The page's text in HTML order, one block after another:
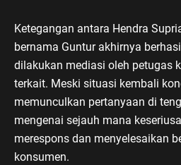
Ketegangan antara Hendra
bernama Guntur akhirnya
dilakukan mediasi oleh petugas
terkait. Meski situasi kembali
memunculkan pertanyaan di
mengenai sejauh mana
merespons dan menyelesaikan
konsumen.